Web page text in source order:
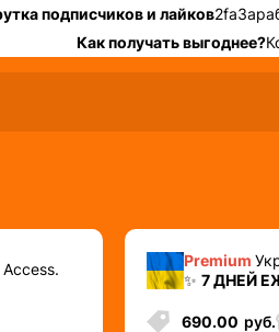
подписчиков и лайков2fa
Как получать выгоднее?
Premium
✨ 7 ДНЕЙ
Token EAAB
690.00 руб.